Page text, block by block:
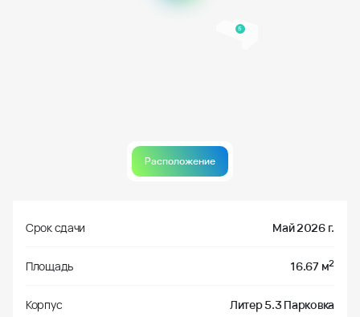
5
Расположение
Срок сдачи Май 2026 г.
Площадь 16.67 м2
Корпус Литер 5.3 Парковка